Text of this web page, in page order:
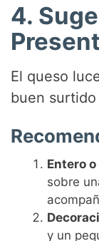
4.
El queso
buen
Entero
sobre
y un